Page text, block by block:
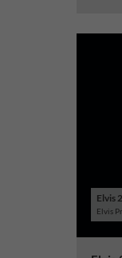
Elvis
Elvis